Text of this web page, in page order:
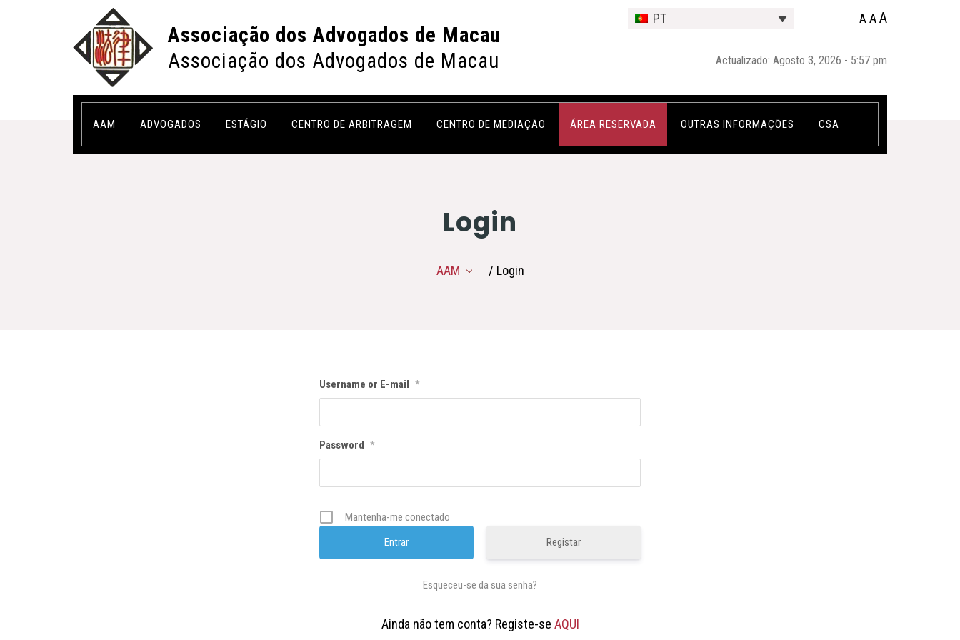
Associação dos Advogados de Macau
Associação dos Advogados de Macau
PT A AA
Actualizado: Agosto 3, 2026 - 5:57 pm
AAM ADVOGADOS ESTÁGIO CENTRO DE ARBITRAGEM CENTRO DE MEDIAÇÃO ÁREA RESERVADA OUTRAS INFORMAÇÕES CSA
Login
AAM / Login
Username or E-mail *
Password *
Mantenha-me conectado
Registar
Esqueceu-se da sua senha?
Ainda não tem conta? Registe-se AQUI